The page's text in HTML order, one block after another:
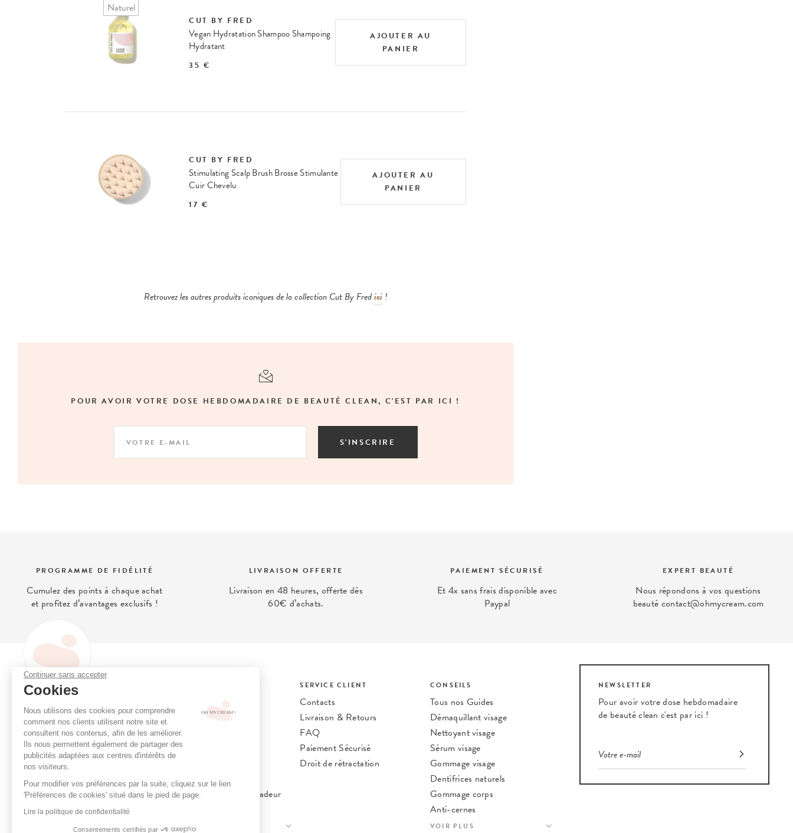
Continuer sans accepter
Cookies
Nous utilisons des cookies pour comprendre
comment nos clients utilisent notre site et
consultent nos contenus, afin de les améliorer.
Ils nous permettent également de partager des
publicités adaptées aux centres d'intérêts de
nos visiteurs.
Pour modifier vos préférences par la suite, cliquez sur le lien
'Préférences de cookies' situé dans le pied de page.
Lire la politique de confidentialité
Consentements certifiés par
Naturel
CUT BY FRED
Vegan Hydratation Shampoo Shampoing
Hydratant
35 €
AJOUTER AU
PANIER
CUT BY FRED
Stimulating Scalp Brush Brosse Stimulante
Cuir Chevelu
17 €
AJOUTER AU
PANIER
Retrouvez les autres produits iconiques de la collection Cut By Fredici!
POUR AVOIR VOTRE DOSE HEBDOMADAIRE DE BEAUTÉ CLEAN, C'EST PAR ICI !
S'INSCRIRE
PROGRAMME DE FIDÉLITÉ
Cumulez des points à chaque achat
et profitez d’avantages exclusifs !
LIVRAISON OFFERTE
Livraison en 48 heures, offerte dès
60€ d’achats.
PAIEMENT SÉCURISÉ
Et 4x sans frais disponible avec
Paypal
EXPERT BEAUTÉ
Nous répondons à vos questions
beauté contact@ohmycream.com
de la beauté alternative qui prend
soin de vous et de votre peau.
Programme de fidélité
Consultation en ligne
Réserver un soin
Boutiques
Cartes Cadeaux
Le Programme Ambassadeur
Chartes de Sélection
VOIR PLUS
SERVICE CLIENT
Contacts
Livraison & Retours
FAQ
Paiement Sécurisé
Droit de rétractation
CONSEILS
Tous nos Guides
Démaquillant visage
Nettoyant visage
Sérum visage
Gommage visage
Dentifrices naturels
Gommage corps
Anti-cernes
Nos meilleures astuces beauté
VOIR PLUS
NEWSLETTER
Pour avoir votre dose hebdomadaire
de beauté clean c'est par ici !